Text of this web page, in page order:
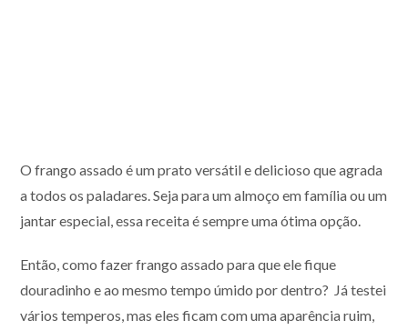
O frango assado é um prato versátil e delicioso que agrada
a todos os paladares. Seja para um almoço em família ou um
jantar especial, essa receita é sempre uma ótima opção.
Então, como fazer frango assado para que ele fique
douradinho e ao mesmo tempo úmido por dentro? Já testei
vários temperos, mas eles ficam com uma aparência ruim,